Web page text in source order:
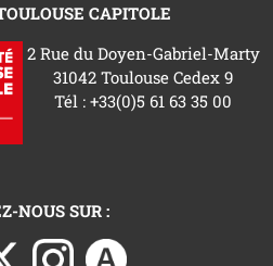
CAPITOLE
2 Rue du Doyen-Gabriel-Marty
31042 Toulouse Cedex 9
Tél : +33(0)5 61 63 35 00
NOUS SUR :